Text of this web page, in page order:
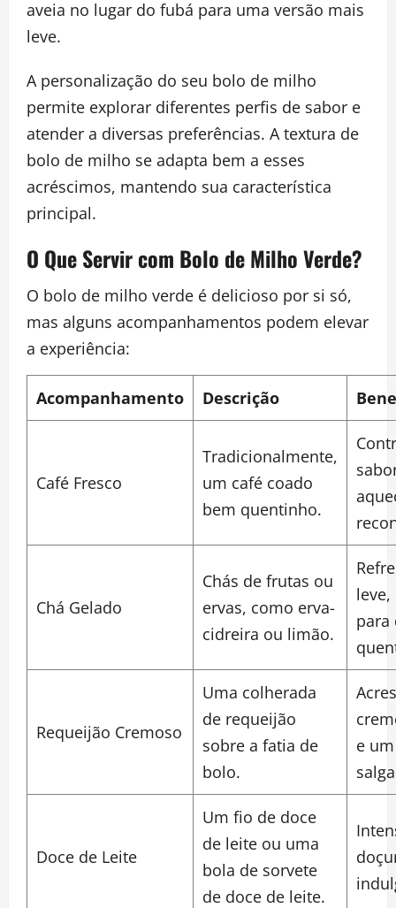
aveia no lugar do fubá para uma versão mais
leve.
A personalização do seu bolo de milho
permite explorar diferentes perfis de sabor e
atender a diversas preferências. A textura de
bolo de milho se adapta bem a esses
acréscimos, mantendo sua característica
principal.
O Que Servir com Bolo de Milho Verde?
O bolo de milho verde é delicioso por si só,
mas alguns acompanhamentos podem elevar
a experiência:
Acompanhamento Descrição
Café Fresco
Tradicionalmente,
um café coado
bem quentinho.
Chá Gelado
Chás de frutas ou
ervas, como erva-
cidreira ou limão.
para
Requeijão Cremoso
Uma colherada
de requeijão
sobre a fatia de
bolo.
e
Doce de Leite
Um fio de doce
de leite ou uma
bola de sorvete
de doce de leite.